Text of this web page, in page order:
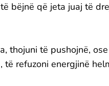
bëjnë që jeta juaj të
thojuni të pushojnë,
refuzoni energjinë